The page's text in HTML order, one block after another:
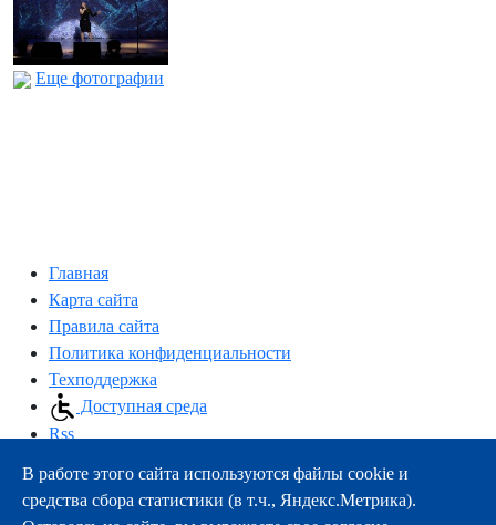
Еще фотографии
Главная
Карта сайта
Правила сайта
Политика конфиденциальности
Техподдержка
Доступная среда
Rss
163000, г.Архангельск, пр-т Троицкий, 51
тел.:+7 (8182) 21-11-63
В работе этого сайта используются файлы cookie и
средства сбора статистики (в т.ч., Яндекс.Метрика).